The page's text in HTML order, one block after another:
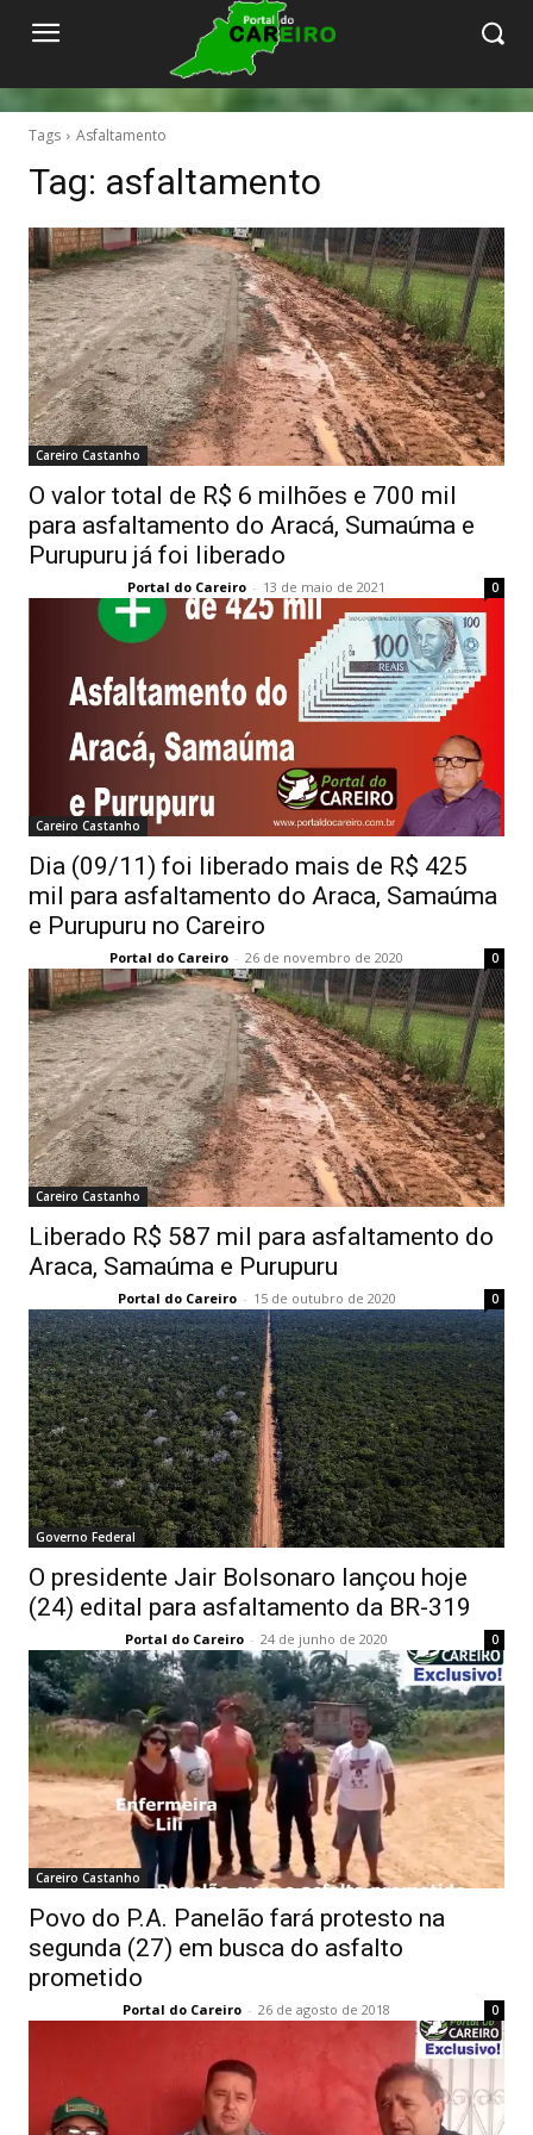
Tags Asfaltamento
Tag: asfaltamento
Careiro Castanho
O valor total de R$ 6 milhões e 700 mil
para asfaltamento do Aracá, Sumaúma e
Purupuru já foi liberado
Portal do Careiro - 13 de maio de 2021 0
Careiro Castanho
Dia (09/11) foi liberado mais de R$ 425
mil para asfaltamento do Araca, Samaúma
e Purupuru no Careiro
Portal do Careiro - 26 de novembro de 2020 0
Careiro Castanho
Liberado R$ 587 mil para asfaltamento do
Araca, Samaúma e Purupuru
Portal do Careiro - 15 de outubro de 2020 0
Governo Federal
O presidente Jair Bolsonaro lançou hoje
(24) edital para asfaltamento da BR-319
Portal do Careiro - 24 de junho de 2020 0
Careiro Castanho
Povo do P.A. Panelão fará protesto na
segunda (27) em busca do asfalto
prometido
Portal do Careiro - 26 de agosto de 2018 0